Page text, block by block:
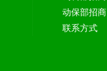
动保部招商
联系方式